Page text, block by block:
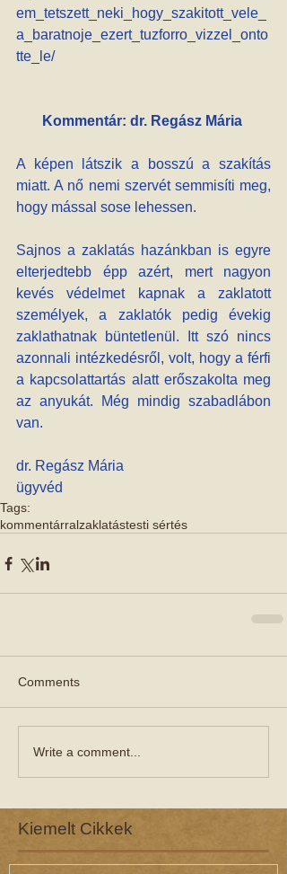
em_tetszett_neki_hogy_szakitott_vele_
a_baratnoje_ezert_tuzforro_vizzel_onto
tte_le/
Kommentár: dr. Regász Mária
A képen látszik a bosszú a szakítás
miatt. A nő nemi szervét semmisíti meg,
hogy mással sose lehessen.
Sajnos a zaklatás hazánkban is egyre
elterjedtebb épp azért, mert nagyon
kevés védelmet kapnak a zaklatott
személyek, a zaklatók pedig évekig
zaklathatnak büntetlenül. Itt szó nincs
azonnali intézkedésről, volt, hogy a férfi
a kapcsolattartás alatt erőszakolta meg
az anyukát. Még mindig szabadlábon
van.
dr. Regász Mária
ügyvéd
Tags:
kommentárralzaklatástesti sértés
Comments
Write a comment...
Kiemelt Cikkek